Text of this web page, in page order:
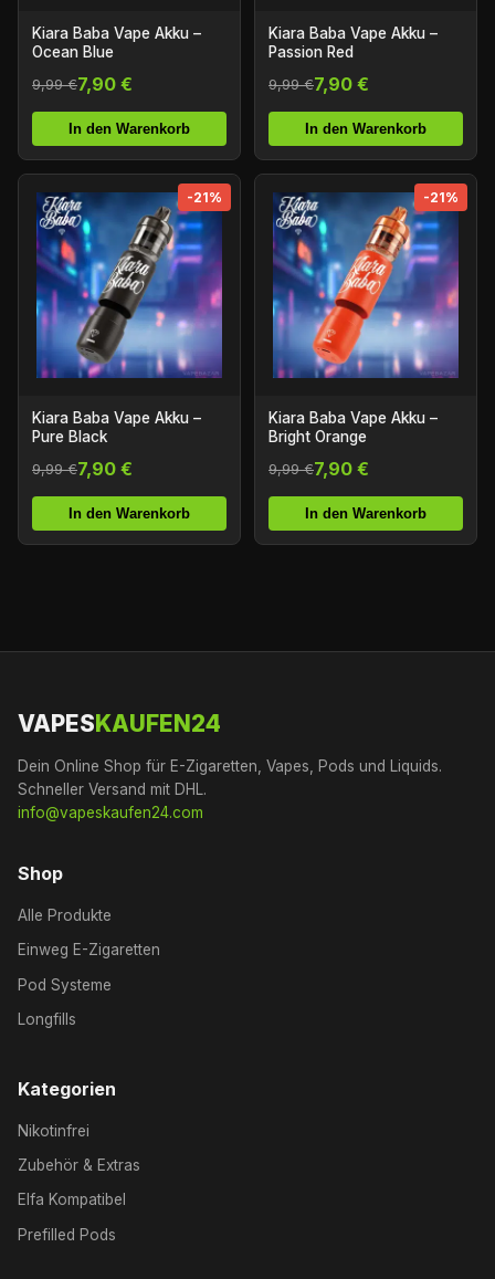
Kiara Baba Vape Akku –
Ocean Blue
9,99 €7,90 €
In den Warenkorb
Kiara Baba Vape Akku –
Passion Red
9,99 €7,90 €
In den Warenkorb
-21%
Kiara Baba Vape Akku –
Pure Black
9,99 €7,90 €
In den Warenkorb
-21%
Kiara Baba Vape Akku –
Bright Orange
9,99 €7,90 €
In den Warenkorb
VAPESKAUFEN24
Dein Online Shop für E-Zigaretten, Vapes, Pods und Liquids.
Schneller Versand mit DHL.
info@vapeskaufen24.com
Shop
Alle Produkte
Einweg E-Zigaretten
Pod Systeme
Longfills
Kategorien
Nikotinfrei
Zubehör & Extras
Elfa Kompatibel
Prefilled Pods